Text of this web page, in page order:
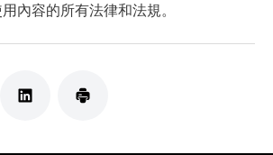
內容的所有法律和法規。